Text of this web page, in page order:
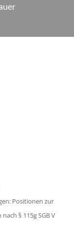
Positionen zur
§ 115g SGB V